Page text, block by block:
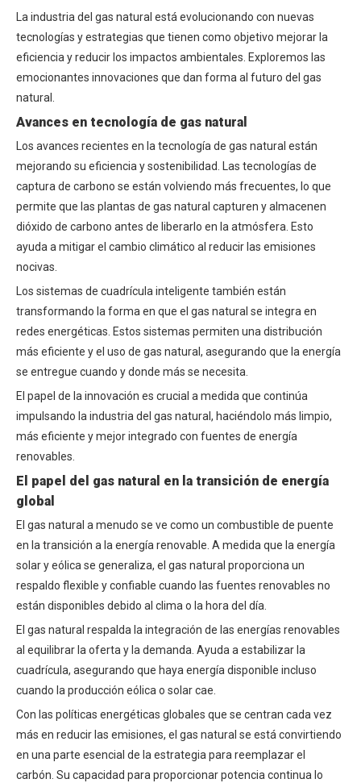
La industria del gas natural está evolucionando con nuevas
tecnologías y estrategias que tienen como objetivo mejorar la
eficiencia y reducir los impactos ambientales. Exploremos las
emocionantes innovaciones que dan forma al futuro del gas
natural.
Avances en tecnología de gas natural
Los avances recientes en la tecnología de gas natural están
mejorando su eficiencia y sostenibilidad. Las tecnologías de
captura de carbono se están volviendo más frecuentes, lo que
permite que las plantas de gas natural capturen y almacenen
dióxido de carbono antes de liberarlo en la atmósfera. Esto
ayuda a mitigar el cambio climático al reducir las emisiones
nocivas.
Los sistemas de cuadrícula inteligente también están
transformando la forma en que el gas natural se integra en
redes energéticas. Estos sistemas permiten una distribución
más eficiente y el uso de gas natural, asegurando que la energía
se entregue cuando y donde más se necesita.
El papel de la innovación es crucial a medida que continúa
impulsando la industria del gas natural, haciéndolo más limpio,
más eficiente y mejor integrado con fuentes de energía
renovables.
El papel del gas natural en la transición de energía
global
El gas natural a menudo se ve como un combustible de puente
en la transición a la energía renovable. A medida que la energía
solar y eólica se generaliza, el gas natural proporciona un
respaldo flexible y confiable cuando las fuentes renovables no
están disponibles debido al clima o la hora del día.
El gas natural respalda la integración de las energías renovables
al equilibrar la oferta y la demanda. Ayuda a estabilizar la
cuadrícula, asegurando que haya energía disponible incluso
cuando la producción eólica o solar cae.
Con las políticas energéticas globales que se centran cada vez
más en reducir las emisiones, el gas natural se está convirtiendo
en una parte esencial de la estrategia para reemplazar el
carbón. Su capacidad para proporcionar potencia continua lo